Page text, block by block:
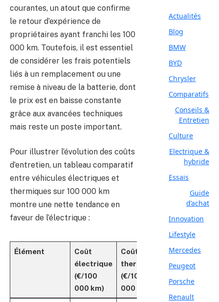
courantes, un atout que confirme
le retour d’expérience de
propriétaires ayant franchi les 100
000 km. Toutefois, il est essentiel
de considérer les frais potentiels
liés à un remplacement ou une
remise à niveau de la batterie, dont
le prix est en baisse constante
grâce aux avancées techniques
mais reste un poste important.
Pour illustrer l’évolution des coûts
d’entretien, un tableau comparatif
entre véhicules électriques et
thermiques sur 100 000 km
montre une nette tendance en
faveur de l’électrique :
Élément
Coût
électrique
(€/100
000 km)
Coût
thermique
(€/100
000 km)
Actualités
Blog
BMW
BYD
Chrysler
Comparatifs
Conseils &
Entretien
Culture
Electrique &
hybride
Essais
Guide
d’achat
Innovation
Lifestyle
Mercedes
Peugeot
Porsche
Renault